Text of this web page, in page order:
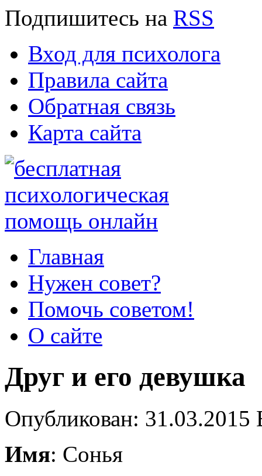
Подпишитесь на RSS
Вход для психолога
Правила сайта
Обратная связь
Карта сайта
Главная
Нужен совет?
Помочь советом!
О сайте
Друг и его девушка
Опубликован:
Имя: Сонья